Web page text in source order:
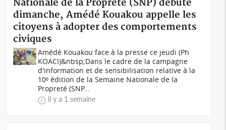
Nationale de la Propreté (SNP) débute
dimanche, Amédé Kouakou appelle les
citoyens à adopter des comportements
civiques
Amédé Kouakou face à la presse ce jeudi (Ph
KOACI)&nbsp;Dans le cadre de la campagne
d'information et de sensibilisation relative à la
10ᵉ édition de la Semaine Nationale de la
Propreté (SNP...
il y a 1 semaine